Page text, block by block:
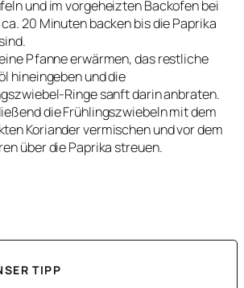
und im vorgeheizten Backofen bei
20 Minuten backen bis die Paprika
Pfanne erwärmen, das restliche
hineingeben und die
Ringe sanft darin anbraten.
die Frühlingszwiebeln mit dem
Koriander vermischen und vor dem
über die Paprika streuen.
TIPP